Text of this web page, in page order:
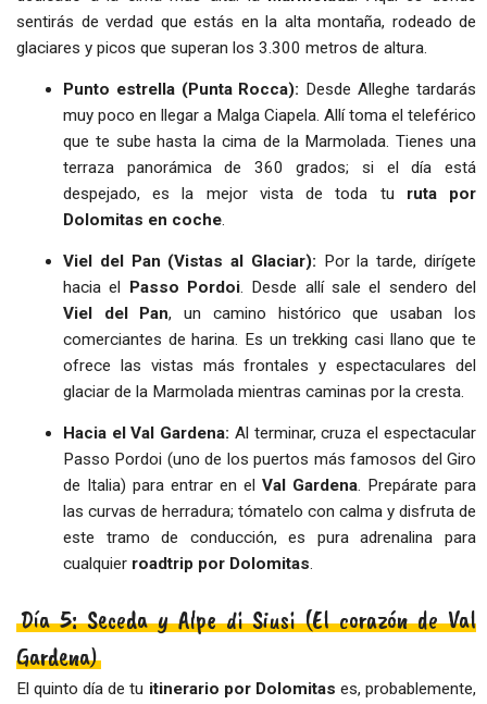
sentirás de verdad que estás en la alta montaña, rodeado de
glaciares y picos que superan los 3.300 metros de altura.
Punto estrella (Punta Rocca): Desde Alleghe tardarás
muy poco en llegar a Malga Ciapela. Allí toma el teleférico
que te sube hasta la cima de la Marmolada. Tienes una
terraza panorámica de 360 grados; si el día está
despejado, es la mejor vista de toda tu ruta por
Dolomitas en coche.
Viel del Pan (Vistas al Glaciar): Por la tarde, dirígete
hacia el Passo Pordoi. Desde allí sale el sendero del
Viel del Pan, un camino histórico que usaban los
comerciantes de harina. Es un trekking casi llano que te
ofrece las vistas más frontales y espectaculares del
glaciar de la Marmolada mientras caminas por la cresta.
Hacia el Val Gardena: Al terminar, cruza el espectacular
Passo Pordoi (uno de los puertos más famosos del Giro
de Italia) para entrar en el Val Gardena. Prepárate para
las curvas de herradura; tómatelo con calma y disfruta de
este tramo de conducción, es pura adrenalina para
cualquier roadtrip por Dolomitas.
Día 5: Seceda y Alpe di Siusi (El corazón de Val
Gardena)
El quinto día de tu itinerario por Dolomitas es, probablemente,